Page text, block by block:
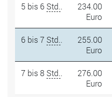
5 bis 6Std..
234.00
Euro
6 bis 7 Std..
255.00
Euro
7 bis 8 Std..
276.00
Euro